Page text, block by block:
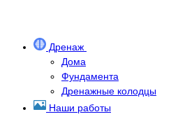
Дренаж
Дома
Фундамента
Дренажные колодцы
Наши работы